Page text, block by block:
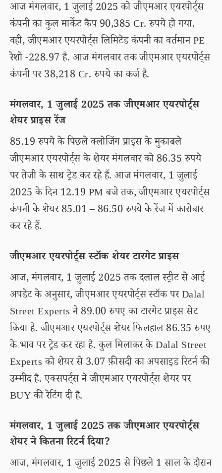
आज मंगलवार, 1 जुलाई 2025 को जीएमआर एयरपोर्ट्स
कंपनी का कुल मार्केट कैप 90,385 Cr. रुपये हो गया.
वही, जीएमआर एयरपोर्ट्स लिमिटेड कंपनी का वर्तमान PE
रेशो -228.97 है. आज मंगलवार तक जीएमआर एयरपोर्ट्स
कंपनी पर 38,218 Cr. रुपये का कर्ज है.
मंगलवार, 1 जुलाई 2025 तक जीएमआर एयरपोर्ट्स
शेयर प्राइस रेंज
85.19 रुपये के पिछले क्लोजिंग प्राइस के मुकाबले
जीएमआर एयरपोर्ट्स के शेयर मंगलवार को 86.35 रुपये
पर तेजी के साथ ट्रेड कर रहे हैं. आज मंगलवार, 1 जुलाई
2025 के दिन 12.19 PM बजे तक, जीएमआर एयरपोर्ट्स
कंपनी के शेयर 85.01 – 86.50 रुपये के रेंज में कारोबार
कर रहे हैं.
जीएमआर एयरपोर्ट्स स्टॉक शेयर टारगेट प्राइस
आज, मंगलवार, 1 जुलाई 2025 तक दलाल स्ट्रीट से आई
अपडेट के अनुसार, जीएमआर एयरपोर्ट्स स्टॉक पर Dalal
Street Experts ने 89.00 रुपए का टारगेट प्राइस सेट
किया है. जीएमआर एयरपोर्ट्स शेयर फिलहाल 86.35 रुपए
के भाव पर ट्रेड कर रहा है. कुल मिलाकर के Dalal Street
Experts को शेयर से 3.07 फ़ीसदी का अपसाइड रिटर्न की
उम्मीद है. एक्सपर्ट्स ने जीएमआर एयरपोर्ट्स शेयर पर
BUY की रेटिंग दी है.
मंगलवार, 1 जुलाई 2025 तक जीएमआर एयरपोर्ट्स
शेयर ने कितना रिटर्न दिया?
आज, मंगलवार, 1 जुलाई 2025 से पिछले 1 साल के दौरान